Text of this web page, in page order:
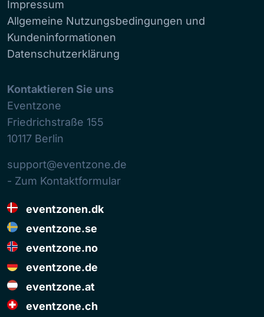
Impressum
Allgemeine Nutzungsbedingungen und
Kundeninformationen
Datenschutzerklärung
Kontaktieren Sie uns
Eventzone
Friedrichstraße 155
10117 Berlin
support@eventzone.de
- Zum Kontaktformular
eventzonen.dk
eventzone.se
eventzone.no
eventzone.de
eventzone.at
eventzone.ch